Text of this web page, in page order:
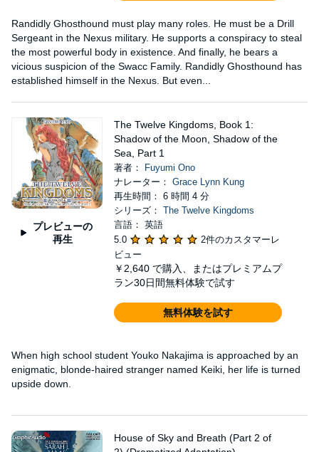
Randidly Ghosthound must play many roles. He must be a Drill
Sergeant in the Nexus military. He supports a conspiracy to steal
the most powerful body in existence. And finally, he bears a
vicious suspicion of the Swacc Family. Randidly Ghosthound has
established himself in the Nexus. But even...
プレビューの
再生
The Twelve Kingdoms, Book 1:
Shadow of the Moon, Shadow of the
Sea, Part 1
著者：
Fuyumi Ono
ナレーター： Grace Lynn Kung
再生時間： 6 時間 4 分
シリーズ： The Twelve Kingdoms
言語： 英語
5.0
2件のカスタマーレ
ビュー
￥2,640 で購入、またはプレミアムプ
ラン30日間無料体験で試す
無料体験を試す
When high school student Youko Nakajima is approached by an
enigmatic, blonde-haired stranger named Keiki, her life is turned
upside down.
House of Sky and Breath (Part 2 of